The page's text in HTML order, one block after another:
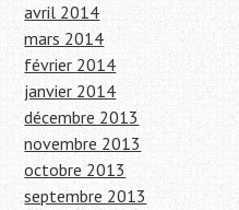
avril 2014
mars 2014
février 2014
janvier 2014
décembre 2013
novembre 2013
octobre 2013
septembre 2013